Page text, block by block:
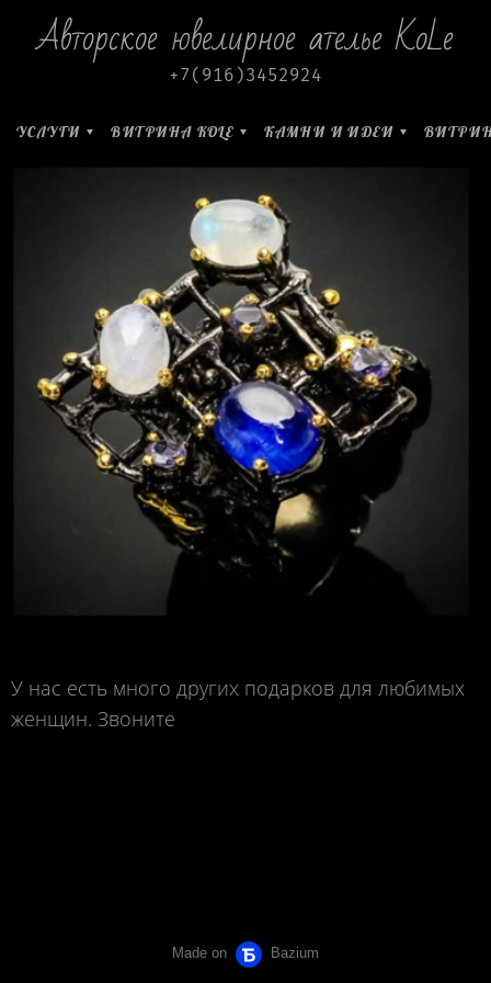
Авторское ювелирное ателье KoLe
+7(916)3452924
УСЛУГИ ВИТРИНА KOLE КАМНИ И ИДЕИ
У нас есть много других подарков для любимых
женщин. Звоните
Made on Bazium